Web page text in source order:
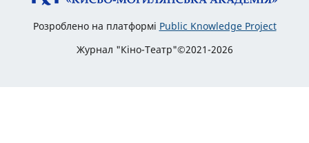
Розроблено на платформі Public Knowledge Project
Журнал "Кіно-Театр"©2021-2026